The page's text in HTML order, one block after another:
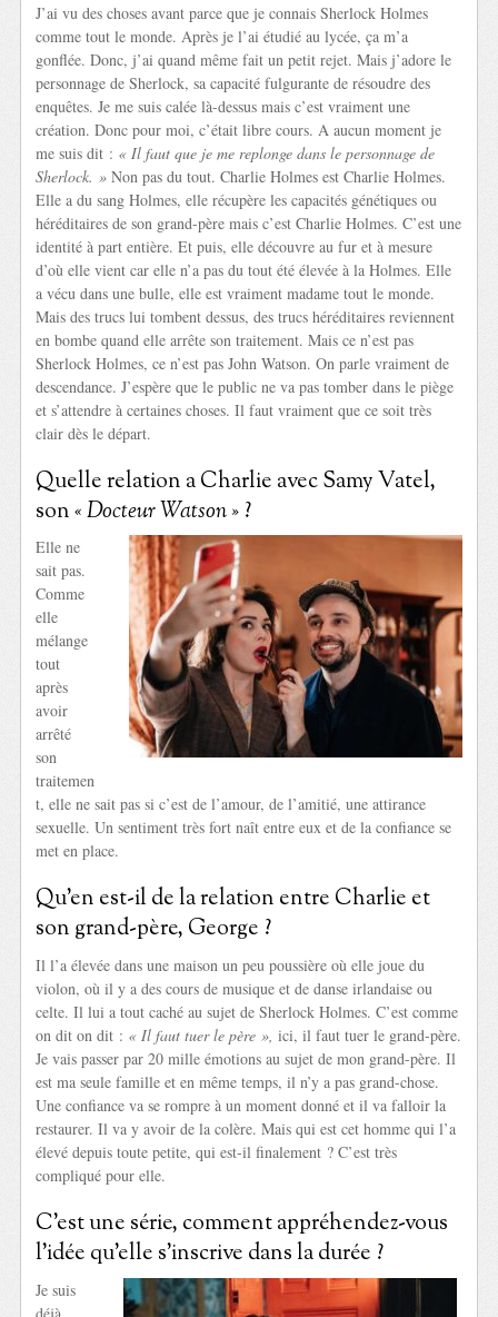
J’ai vu des choses avant parce que je connais Sherlock Holmes
comme tout le monde. Après je l’ai étudié au lycée, ça m’a
gonflée. Donc, j’ai quand même fait un petit rejet. Mais j’adore le
personnage de Sherlock, sa capacité fulgurante de résoudre des
enquêtes. Je me suis calée là-dessus mais c’est vraiment une
création. Donc pour moi, c’était libre cours. A aucun moment je
me suis dit : « Il faut que je me replonge dans le personnage de
Sherlock. » Non pas du tout. Charlie Holmes est Charlie Holmes.
Elle a du sang Holmes, elle récupère les capacités génétiques ou
héréditaires de son grand-père mais c’est Charlie Holmes. C’est une
identité à part entière. Et puis, elle découvre au fur et à mesure
d’où elle vient car elle n’a pas du tout été élevée à la Holmes. Elle
a vécu dans une bulle, elle est vraiment madame tout le monde.
Mais des trucs lui tombent dessus, des trucs héréditaires reviennent
en bombe quand elle arrête son traitement. Mais ce n’est pas
Sherlock Holmes, ce n’est pas John Watson. On parle vraiment de
descendance. J’espère que le public ne va pas tomber dans le piège
et s’attendre à certaines choses. Il faut vraiment que ce soit très
clair dès le départ.
Quelle relation a Charlie avec Samy Vatel,
son« Docteur Watson » ?
Elle ne
sait pas.
Comme
elle
mélange
tout
après
avoir
arrêté
son
traitemen
t, elle ne sait pas si c’est de l’amour, de l’amitié, une attirance
sexuelle. Un sentiment très fort naît entre eux et de la confiance se
met en place.
Qu’en est-il de la relation entre Charlie et
son grand-père, George ?
Il l’a élevée dans une maison un peu poussière où elle joue du
violon, où il y a des cours de musique et de danse irlandaise ou
celte. Il lui a tout caché au sujet de Sherlock Holmes. C’est comme
on dit on dit : « Il faut tuer le père », ici, il faut tuer le grand-père.
Je vais passer par 20 mille émotions au sujet de mon grand-père. Il
est ma seule famille et en même temps, il n’y a pas grand-chose.
Une confiance va se rompre à un moment donné et il va falloir la
restaurer. Il va y avoir de la colère. Mais qui est cet homme qui l’a
élevé depuis toute petite, qui est-il finalement ? C’est très
compliqué pour elle.
C’est une série, comment appréhendez-vous
l’idée qu’elle s’inscrive dans la durée ?
Je suis